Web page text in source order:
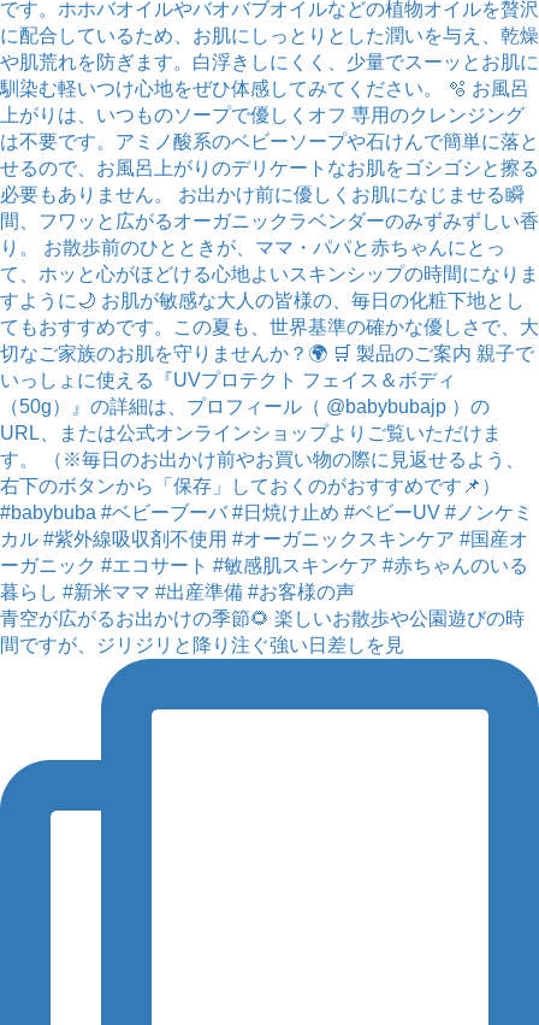
青空が広がるお出かけの季節🌻 楽しいお散歩や公園遊びの時
間ですが、ジリジリと降り注ぐ強い日差しを見